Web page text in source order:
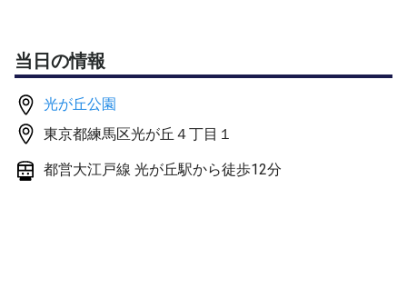
当日の情報
光が丘公園
東京都練馬区光が丘４丁目１
都営大江戸線 光が丘駅から徒歩12分